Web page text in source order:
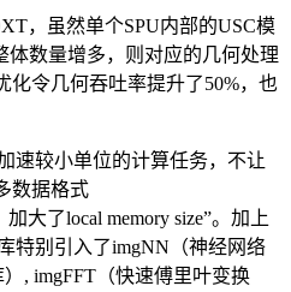
，虽然单个SPU内部的USC模
体数量增多，则对应的几何处理
令几何吞吐率提升了50%，也
速较小单位的计算任务，不让
数据格式
加大了local memory size”。加上
特别引入了imgNN（神经网络
, imgFFT（快速傅里叶变换